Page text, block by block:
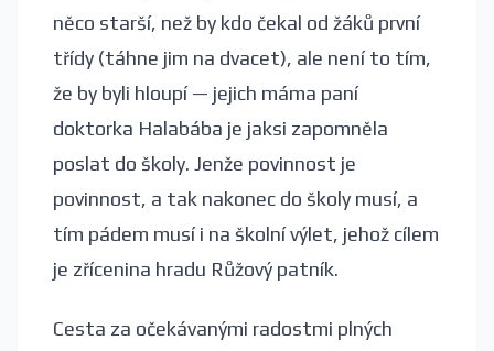
něco starší, než by kdo čekal od žáků první
třídy (táhne jim na dvacet), ale není to tím,
že by byli hloupí — jejich máma paní
doktorka Halabába je jaksi zapomněla
poslat do školy. Jenže povinnost je
povinnost, a tak nakonec do školy musí, a
tím pádem musí i na školní výlet, jehož cílem
je zřícenina hradu Růžový patník.
Cesta za očekávanými radostmi plných